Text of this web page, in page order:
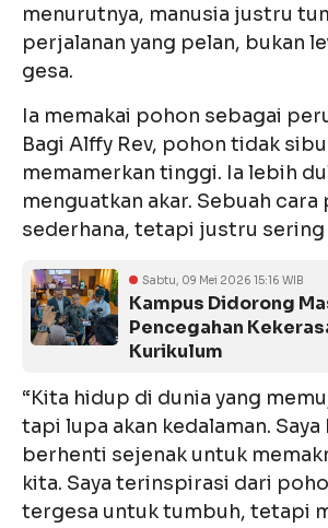
menurutnya, manusia justru
perjalanan yang pelan, bukan
gesa.
Ia memakai pohon sebagai
Bagi Alffy Rev, pohon tidak
memamerkan tinggi. Ia lebih
menguatkan akar. Sebuah cara
sederhana, tetapi justru sering
Sabtu, 09 Mei 2026 15:16 WIB
Kampus Didorong
Pencegahan
Kurikulum
“Kita hidup di dunia yang
tapi lupa akan kedalaman. Saya
berhenti sejenak untuk
kita. Saya terinspirasi dari
tergesa untuk tumbuh, tetapi